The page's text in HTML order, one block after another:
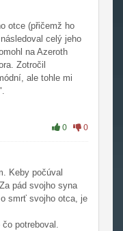
otce (přičemž ho
celý jeho
na Azeroth
Zotročil
ale tohle mi
0 0
Keby počúval
pád svojho syna
smrť svojho otca, je
potreboval.